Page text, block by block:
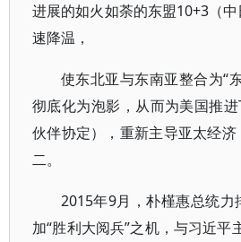
进展的如火如荼的东盟10+3（
速降温，
使东北亚与东南亚整合为“
彻底化为泡影，从而为美国推
伙伴协定），重新主导亚太经
二。
2015年9月，朴槿惠总统力
加“胜利大阅兵”之机，与习近平